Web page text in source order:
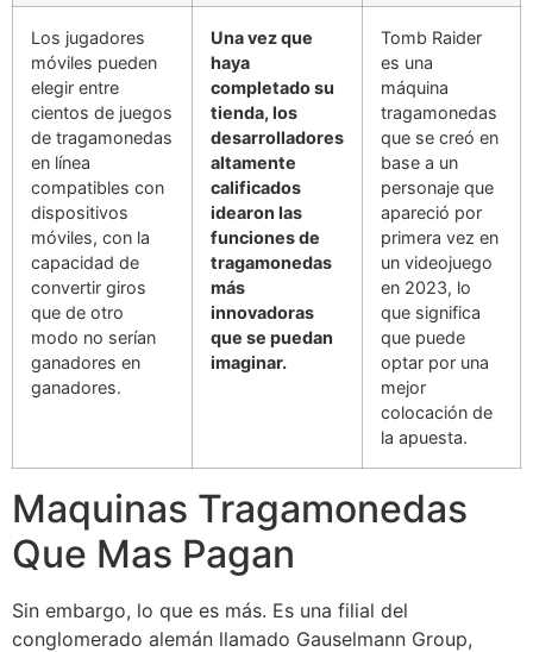
Los jugadores
móviles pueden
elegir entre
cientos de juegos
de tragamonedas
en línea
compatibles con
dispositivos
móviles, con la
capacidad de
convertir giros
que de otro
modo no serían
ganadores en
ganadores.
Una vez que
haya
completado su
tienda, los
desarrolladores
altamente
calificados
idearon las
funciones de
tragamonedas
más
innovadoras
que se puedan
imaginar.
Tomb Raider
es una
máquina
tragamonedas
que se creó en
base a un
personaje que
apareció por
primera vez en
un videojuego
en 2023, lo
que significa
que puede
optar por una
mejor
colocación de
la apuesta.
Maquinas Tragamonedas
Que Mas Pagan
Sin embargo, lo que es más. Es una filial del
conglomerado alemán llamado Gauselmann Group,